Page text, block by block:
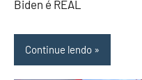
Biden é REAL
Continue lendo